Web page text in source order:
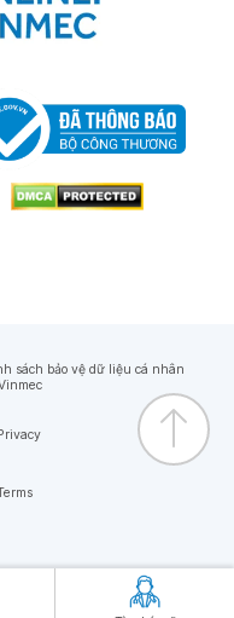
sách bảo vệ dữ liệu cá nhân